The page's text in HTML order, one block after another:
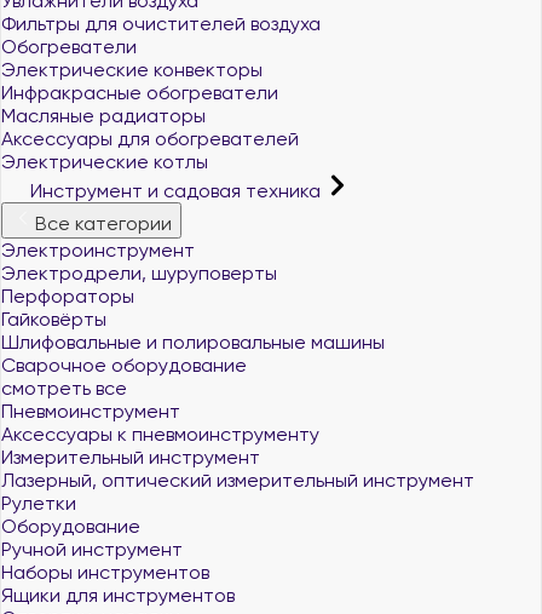
Фильтры для очистителей воздуха
Обогреватели
Электрические конвекторы
Инфракрасные обогреватели
Масляные радиаторы
Аксессуары для обогревателей
Электрические котлы
Инструмент и садовая техника
Все категории
Электроинструмент
Электродрели, шуруповерты
Перфораторы
Гайковёрты
Шлифовальные и полировальные машины
Сварочное оборудование
смотреть все
Пневмоинструмент
Аксессуары к пневмоинструменту
Измерительный инструмент
Лазерный, оптический измерительный инструмент
Рулетки
Оборудование
Ручной инструмент
Наборы инструментов
Ящики для инструментов